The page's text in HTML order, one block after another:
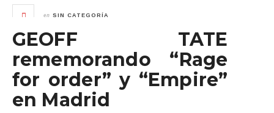
en SIN CATEGORÍA
GEOFF TATE
rememorando “Rage
for order” y “Empire”
en Madrid